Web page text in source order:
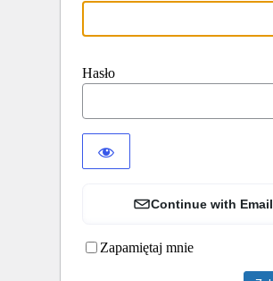
Hasło
Continue with Email
Zapamiętaj mnie